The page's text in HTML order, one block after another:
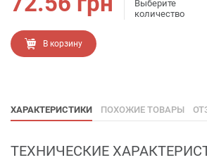
Выберите
количество
В корзину
ХАРАКТЕРИСТИКИ ПОХОЖИЕ ТОВАРЫ
ТЕХНИЧЕСКИЕ